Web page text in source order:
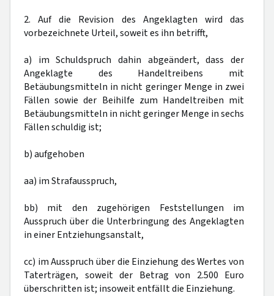
2. Auf die Revision des Angeklagten wird das
vorbezeichnete Urteil, soweit es ihn betrifft,
a) im Schuldspruch dahin abgeändert, dass der
Angeklagte des Handeltreibens mit
Betäubungsmitteln in nicht geringer Menge in zwei
Fällen sowie der Beihilfe zum Handeltreiben mit
Betäubungsmitteln in nicht geringer Menge in sechs
Fällen schuldig ist;
b) aufgehoben
aa) im Strafausspruch,
bb) mit den zugehörigen Feststellungen im
Ausspruch über die Unterbringung des Angeklagten
in einer Entziehungsanstalt,
cc) im Ausspruch über die Einziehung des Wertes von
Taterträgen, soweit der Betrag von 2.500 Euro
überschritten ist; insoweit entfällt die Einziehung.